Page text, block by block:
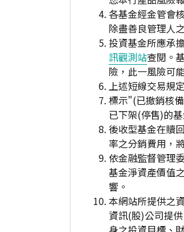
各基金經金管會
除盡善良管理人
投資基金所應承
訊觀測站查閱。
險，此一風險可
上述短線交易規
標示"(已撤銷核
已下架(停售)的
後收型基金在贖
率之分銷費用，
依金融監督管理
基金淨資產價值
響。
本網站所提供之
資訊(股)公司提